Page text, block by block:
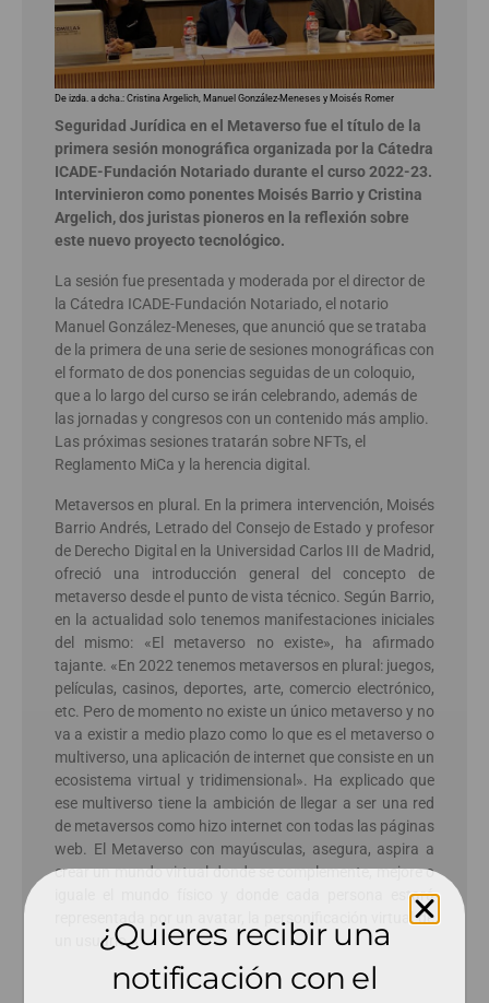
De izda. a dcha.: Cristina Argelich, Manuel González-Meneses y Moisés Romer
Seguridad Jurídica en el Metaverso fue el título de la
primera sesión monográfica organizada por la Cátedra
ICADE-Fundación Notariado durante el curso 2022-23.
Intervinieron como ponentes Moisés Barrio y Cristina
Argelich, dos juristas pioneros en la reflexión sobre
este nuevo proyecto tecnológico.
La sesión fue presentada y moderada por el director de
la Cátedra ICADE-Fundación Notariado, el notario
Manuel González-Meneses, que anunció que se trataba
de la primera de una serie de sesiones monográficas con
el formato de dos ponencias seguidas de un coloquio,
que a lo largo del curso se irán celebrando, además de
las jornadas y congresos con un contenido más amplio.
Las próximas sesiones tratarán sobre NFTs, el
Reglamento MiCa y la herencia digital.
Metaversos en plural. En la primera intervención, Moisés
Barrio Andrés, Letrado del Consejo de Estado y profesor
de Derecho Digital en la Universidad Carlos III de Madrid,
ofreció una introducción general del concepto de
metaverso desde el punto de vista técnico. Según Barrio,
en la actualidad solo tenemos manifestaciones iniciales
del mismo: «El metaverso no existe», ha afirmado
tajante. «En 2022 tenemos metaversos en plural: juegos,
películas, casinos, deportes, arte, comercio electrónico,
etc. Pero de momento no existe un único metaverso y no
va a existir a medio plazo como lo que es el metaverso o
multiverso, una aplicación de internet que consiste en un
ecosistema virtual y tridimensional». Ha explicado que
ese multiverso tiene la ambición de llegar a ser una red
de metaversos como hizo internet con todas las páginas
web. El Metaverso con mayúsculas, asegura, aspira a
crear un mundo virtual donde se complemente, mejore o
iguale el mundo físico y donde cada persona estará
representada por un avatar, la personificación virtual de
un usuario.»¿Quieres recibir una
notificación con el